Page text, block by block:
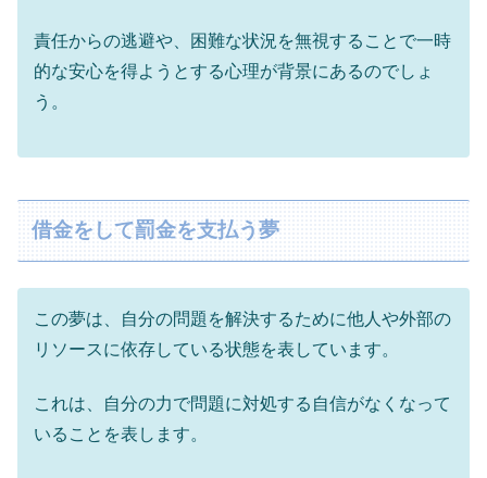
責任からの逃避や、困難な状況を無視することで一時
的な安心を得ようとする心理が背景にあるのでしょ
う。
借金をして罰金を支払う夢
この夢は、自分の問題を解決するために他人や外部の
リソースに依存している状態を表しています。
これは、自分の力で問題に対処する自信がなくなって
いることを表します。